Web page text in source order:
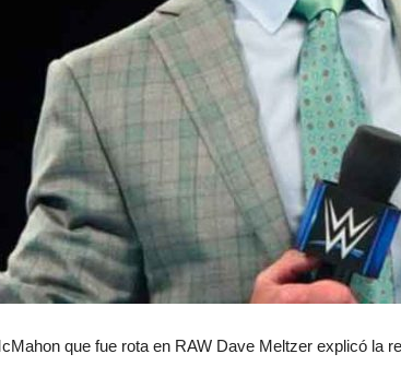
que fue rota en RAW Dave Meltzer explicó la